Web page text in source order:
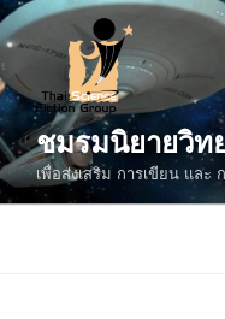
ข้าม
ไป
ยัง
บทความ
ชมรมนิยายวิท
เพื่อส่งเสริม การเขียน และ